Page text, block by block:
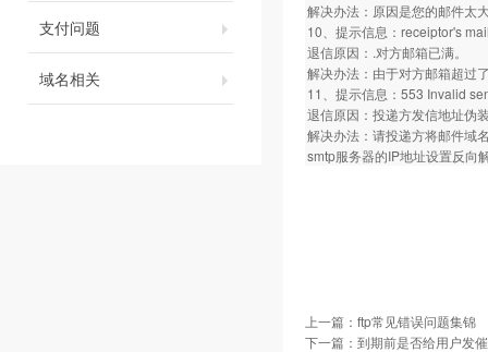
支付问题
域名相关
解决办法：原因是您的邮件太
10、提示信息：receiptor's
退信原因：.对方邮箱已满。
解决办法：由于对方邮箱超过
11、提示信息：553 Invalid
退信原因：投递方发信地址伪
解决办法：请投递方将邮件域
smtp服务器的IP地址设置反向
上一篇： ftp常见错误问题集锦
下一篇： 到期前是否给用户发